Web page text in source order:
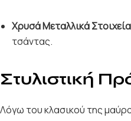
Χρυσά Μεταλλικά Στοιχεία
τσάντας.
Στυλιστική
Λόγω του κλασικού της